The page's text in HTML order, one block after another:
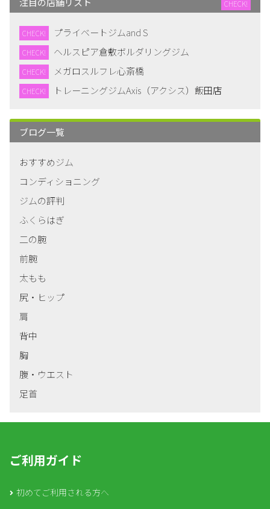
CHECK!
CHECK! プライベートジムand S
CHECK! ヘルスピア倉敷ボルダリングジム
CHECK! メガロスルフレ心斎橋
CHECK! トレーニングジムAxis（アクシス）飯田店
ブログ一覧
おすすめジム
コンディショニング
ジムの評判
ふくらはぎ
二の腕
前腕
太もも
尻・ヒップ
肩
背中
胸
腹・ウエスト
足首
ご利用ガイド
初めてご利用される方へ